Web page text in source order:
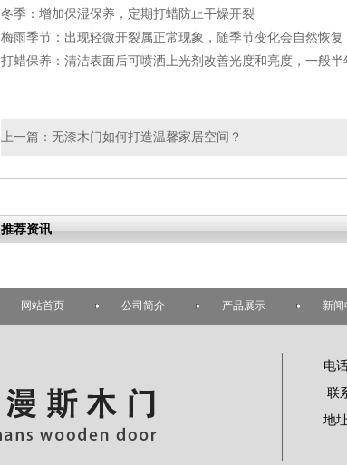
冬季：增加保湿保养，定期打蜡防止干燥开裂
梅雨季节：出现轻微开裂属正常现象，随季节变化会自然恢复
打蜡保养：清洁表面后可喷洒上光剂改善光度和亮度，一般
上一篇： 无漆木门如何打造温馨家居空间？
推荐资讯
网站首页 公司简介 产品展示 新闻
电
联
地